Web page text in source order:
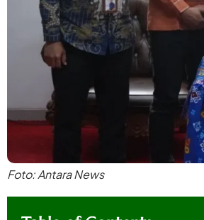
Foto: Antara News